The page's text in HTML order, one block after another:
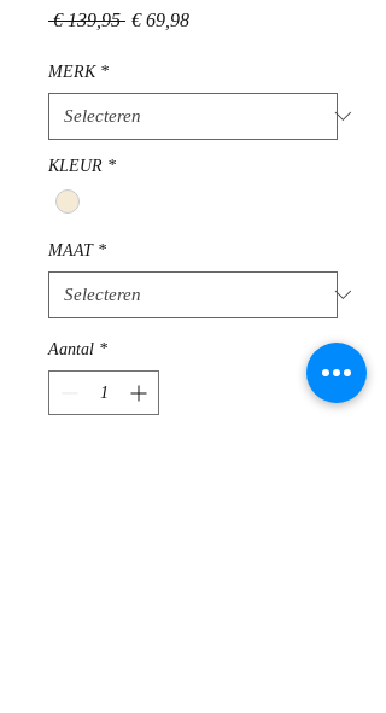
€ 139,95 Normale
€ 69,98Verkoopprijs
MERK *
KLEUR *
MAAT *
Aantal *